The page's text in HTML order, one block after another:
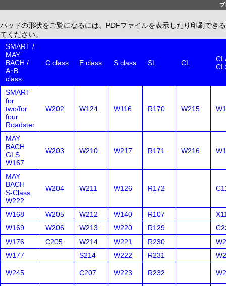
パッドの形状をご覧になるには、PDFファイルを表示したり印刷でき
てください。
SMART /
MAY
BACH /
A･B
class
C class E class S class SL CL
SMART
for
two/for
four
Roadster
W202 W124 W116 R170 W215
MAY
BACH
GLS
W167
W203 W210 W217 R171 W216
MAY
BACH
S-Class
W222
W204 W211 W126 R172
W168 W205 W212 W140 R107
W169
W206 W213 W220 R129
W176
C205 W214 W221 R230
W177
S214 W222 R231
W245 C207 W223 R232